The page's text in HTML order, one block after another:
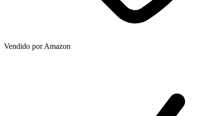
Vendido porAmazon